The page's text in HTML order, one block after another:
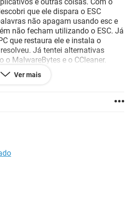
GMAIL
que ele dispara o ESC
não apagam usando esc e
não fecham utilizando o ESC. Já
que restaura ele e instala o
Já tentei alternativas
MalwareBytes e o CCleaner.
disse que eu precisaria dar 240
se o teclado está disparando o
Qual a decisão certa a fazer
possuo?
Ver mais